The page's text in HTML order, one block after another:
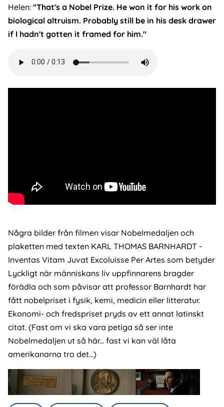
Helen: "That's a Nobel Prize. He won it for his work on
biological altruism. Probably still be in his desk drawer
if I hadn't gotten it framed for him."
file
Några bilder från filmen visar Nobelmedaljen och
plaketten med texten KARL THOMAS BARNHARDT -
Inventas Vitam Juvat Excoluisse Per Artes som betyder
Lyckligt när människans liv uppfinnarens bragder
förädla och som påvisar att professor Barnhardt har
fått nobelpriset i fysik, kemi, medicin eller litteratur.
Ekonomi- och fredspriset pryds av ett annat latinskt
citat. (Fast om vi ska vara petiga så ser inte
Nobelmedaljen ut så här... fast vi kan väl låta
amerikanarna tro det...)